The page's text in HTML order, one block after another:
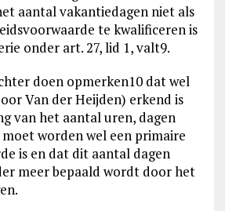
aantal vakantiedagen niet als
te kwalificeren is
onder art. 27, lid 1, valt9.
doen opmerken10 dat wel
Van der Heijden) erkend is
van het aantal uren, dagen
worden wel een primaire
is en dat dit aantal dagen
meer bepaald wordt door het